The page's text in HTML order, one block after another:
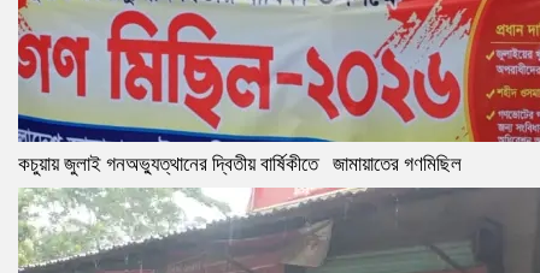
কচুয়ায় জুলাই গনঅভ্যুত্থানের দ্বিতীয় বার্ষিকীতে জামায়াতের গণমিছিল